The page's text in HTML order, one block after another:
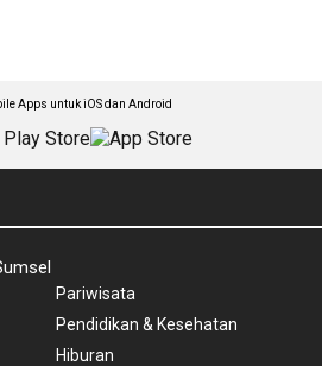
Apps untuk iOS dan Android
Pariwisata
Pendidikan & Kesehatan
Hiburan